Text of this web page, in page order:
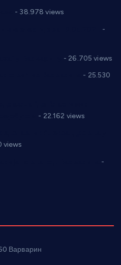
- 38.978 views
-
- 26.705 views
- 25.530
- 22.162 views
views
-
Варварин